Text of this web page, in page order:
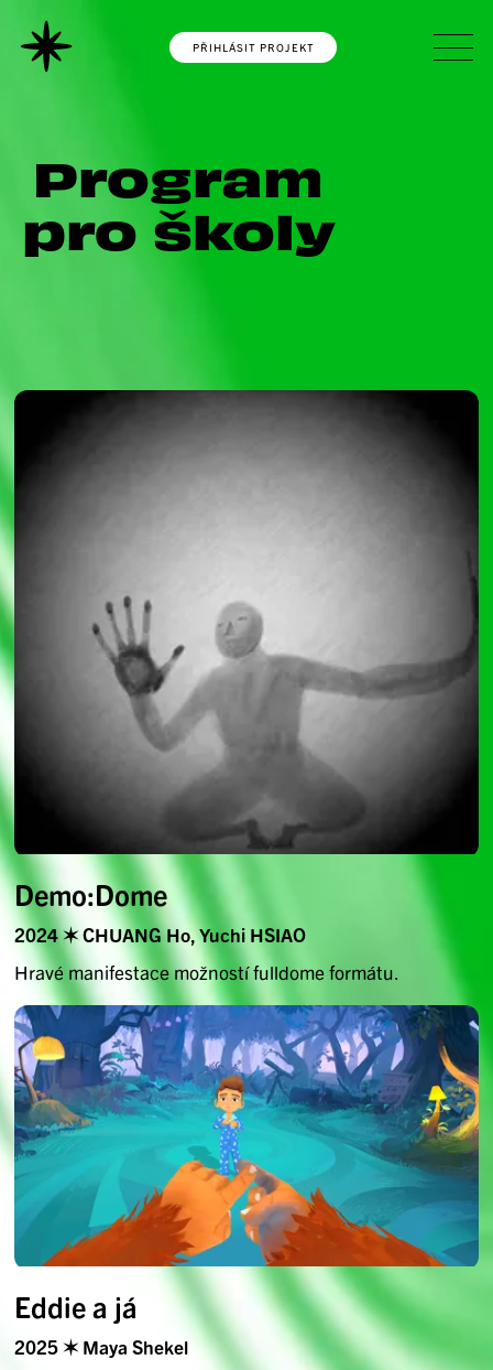
PŘIHLÁSIT PROJEKT
Program
pro školy
Demo:Dome
2024 ✶ CHUANG Ho, Yuchi HSIAO
Hravé manifestace možností fulldome formátu.
Eddie a já
2025 ✶ Maya Shekel